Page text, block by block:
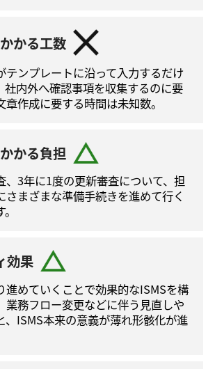
かる工数
テンプレートに沿って⼊⼒するだけ
社内外へ確認事項を収集するのに要
作成に要する時間は未知数。
かる負担
、3年に1度の更新審査について、担
さまざまな準備手続きを進めて⾏く
効果
進めていくことで効果的なISMSを構
業務フロー変更などに伴う⾒直しや
、ISMS本来の意義が薄れ形骸化が進